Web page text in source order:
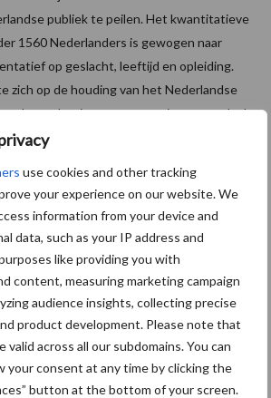
use cookies and other tracking
your experience on our website. We
information from your device and
data, such as your IP address and
like providing you with
content, measuring marketing campaign
audience insights, collecting precise
product development. Please note that
valid across all our subdomains. You can
your consent at any time by clicking the
button at the bottom of your screen.
publiek te peilen. Het kwantitatieve
1560 Nederlanders is gewogen naar
op geslacht, leeftijd en opleiding.
zich op de houding van het Nederlandse
de productie en consumptie van voedsel.
thema’s aangesneden die op dit
het platteland.
voor jou!
Grondstoffenmarkt blijft
grillig: droogte en
geopolitiek houden handel
in de greep